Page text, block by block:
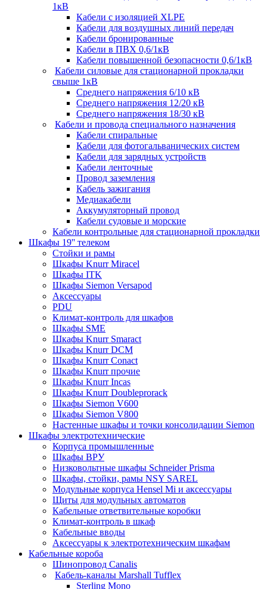
1кВ
Кабели c изоляцией XLPE
Кабели для воздушных линий передач
Кабели бронированные
Кабели в ПВХ 0,6/1кВ
Кабели повышенной безопасности 0,6/1кВ
Кабели силовые для стационарной прокладки
свыше 1кВ
Среднего напряжения 6/10 кВ
Среднего напряжения 12/20 кВ
Среднего напряжения 18/30 кВ
Кабели и провода специального назначения
Кабели спиральные
Кабели для фотогальванических систем
Кабели для зарядных устройств
Кабели ленточные
Провод заземления
Кабель зажигания
Медиакабели
Аккумуляторный провод
Кабели судовые и морские
Кабели контрольные для стационарной прокладки
Шкафы 19'' телеком
Стойки и рамы
Шкафы Knurr Miracel
Шкафы ITK
Шкафы Siemon Versapod
Аксессуары
PDU
Климат-контроль для шкафов
Шкафы SME
Шкафы Knurr Smaract
Шкафы Knurr DCM
Шкафы Knurr Conact
Шкафы Knurr прочие
Шкафы Knurr Incas
Шкафы Knurr Doubleprorack
Шкафы Siemon V600
Шкафы Siemon V800
Настенные шкафы и точки консолидации Siemon
Шкафы электротехнические
Корпуса промышленные
Шкафы ВРУ
Низковольтные шкафы Schneider Prisma
Шкафы, стойки, рамы NSY SAREL
Модульные корпуса Hensel Mi и аксессуары
Щиты для модульных автоматов
Кабельные ответвительные коробки
Климат-контроль в шкаф
Кабельные вводы
Аксессуары к электротехническим шкафам
Кабельные короба
Шинопровод Canalis
Кабель-каналы Marshall Tufflex
Sterling Mono